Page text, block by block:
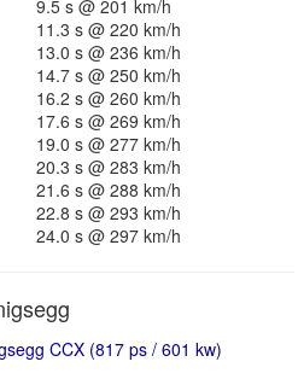
9.5 s @ 201 km/h
11.3 s @ 220 km/h
13.0 s @ 236 km/h
14.7 s @ 250 km/h
16.2 s @ 260 km/h
17.6 s @ 269 km/h
19.0 s @ 277 km/h
20.3 s @ 283 km/h
21.6 s @ 288 km/h
22.8 s @ 293 km/h
24.0 s @ 297 km/h
CCX (817 ps / 601 kw)